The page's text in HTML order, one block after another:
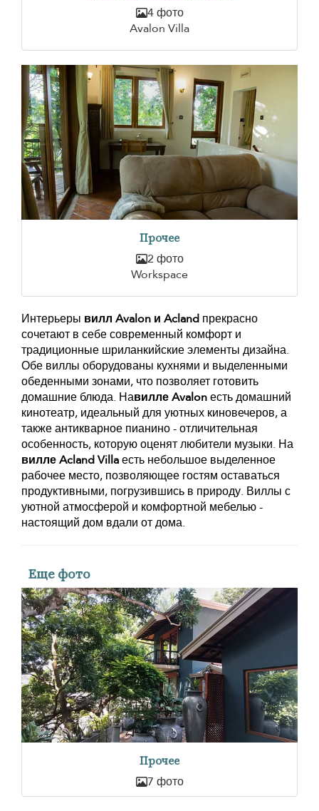
4 фото
Avalon Villa
Прочее
2 фото
Workspace
Интерьеры вилл Avalon и Acland прекрасно
сочетают в себе современный комфорт и
традиционные шриланкийские элементы дизайна.
Обе виллы оборудованы кухнями и выделенными
обеденными зонами, что позволяет готовить
домашние блюда. Навилле Avalonесть домашний
кинотеатр, идеальный для уютных киновечеров, а
также антикварное пианино - отличительная
особенность, которую оценят любители музыки. На
вилле Acland Villaесть небольшое выделенное
рабочее место, позволяющее гостям оставаться
продуктивными, погрузившись в природу. Виллы с
уютной атмосферой и комфортной мебелью -
настоящий дом вдали от дома.
Еще фото
Прочее
7 фото